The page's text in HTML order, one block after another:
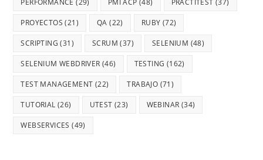
PROYECTOS (21) QA (22) RUBY (72)
SCRIPTING (31) SCRUM (37) SELENIUM (48)
SELENIUM WEBDRIVER (46) TESTING (162)
TEST MANAGEMENT (22) TRABAJO (71)
TUTORIAL (26) UTEST (23) WEBINAR (34)
WEBSERVICES (49)